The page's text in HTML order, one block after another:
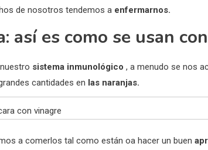
de nosotros tendemos a enfermarnos.
así es como se usan
sistema inmunológico , a menudo se nos
cantidades en las naranjas.
a comerlos tal como están oa hacer un buen